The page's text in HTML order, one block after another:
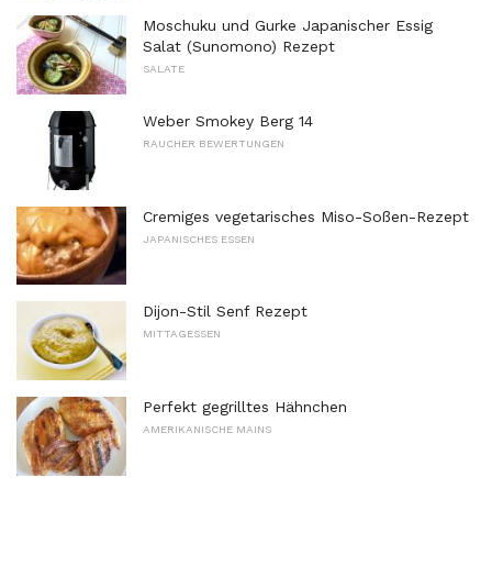
Moschuku und Gurke Japanischer Essig
Salat (Sunomono) Rezept
SALATE
Weber Smokey Berg 14
RAUCHER BEWERTUNGEN
Cremiges vegetarisches Miso-Soßen-Rezept
JAPANISCHES ESSEN
Dijon-Stil Senf Rezept
MITTAGESSEN
Perfekt gegrilltes Hähnchen
AMERIKANISCHE MAINS